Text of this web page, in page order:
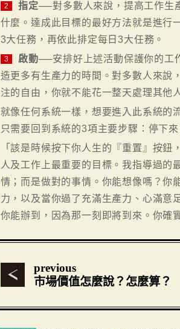
2 指定──對多數人來說，提高工作生
什麼。達成此目標的最好方法就是進行
3大任務，再依此排定每日3大任務。
3 啟動──安排好上述活動保護你的工
造更多有生產力的時間。對多數人來說
注的自由，你就不能花一整天處理其他
就像任何系統一樣，想要進入此系統的
只需要回到系統的3項主要步驟：停下
「該是時候按下你人生的『重置』按
人及工作上最重要的目標。我指導過的
情；而是做對的事情。你能想像嗎？你
力，以及當你過了充滿生產力、心滿意
你能辦到，因為那一刻即將到來。你確
previous
市場價值怎麼說？怎麼算？